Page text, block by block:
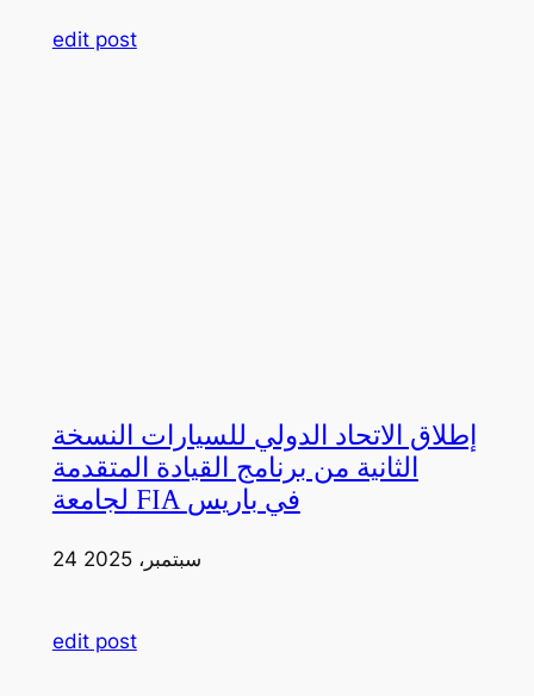
edit post
إطلاق الاتحاد الدولي للسيارات النسخة
الثانية من برنامج القيادة المتقدمة
لجامعة FIA في باريس
24 سبتمبر، 2025
edit post